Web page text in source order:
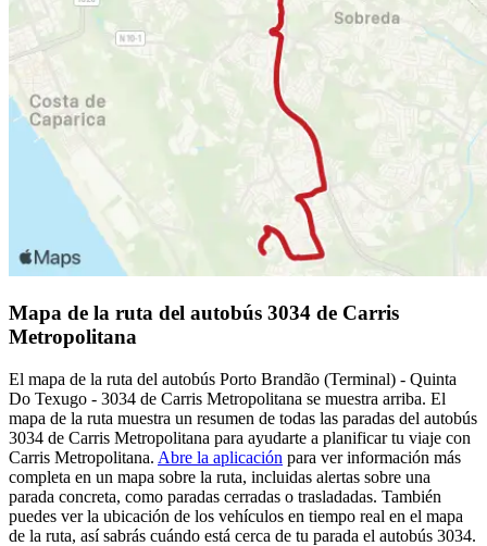
Mapa de la ruta del autobús 3034 de Carris
Metropolitana
El mapa de la ruta del autobús Porto Brandão (Terminal) - Quinta
Do Texugo - 3034 de Carris Metropolitana se muestra arriba. El
mapa de la ruta muestra un resumen de todas las paradas del autobús
3034 de Carris Metropolitana para ayudarte a planificar tu viaje con
Carris Metropolitana. Abre la aplicación para ver información más
completa en un mapa sobre la ruta, incluidas alertas sobre una
parada concreta, como paradas cerradas o trasladadas. También
puedes ver la ubicación de los vehículos en tiempo real en el mapa
de la ruta, así sabrás cuándo está cerca de tu parada el autobús 3034.